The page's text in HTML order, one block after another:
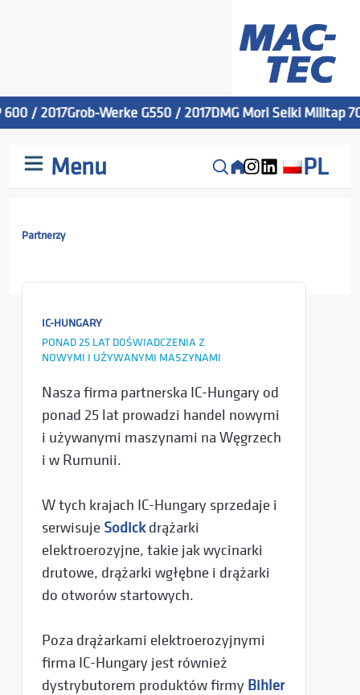
/ 2017Grob-Werke G550 / 2017DMG Mori Seiki Milltap
Menu PL
Partnerzy
IC-HUNGARY
PONAD 25 LAT DOŚWIADCZENIA Z
NOWYMI I UŻYWANYMI MASZYNAMI
Nasza firma partnerska IC-Hungary od
ponad 25 lat prowadzi handel nowymi
i używanymi maszynami na Węgrzech
i w Rumunii.
W tych krajach IC-Hungary sprzedaje i
serwisuje Sodickdrążarki
elektroerozyjne, takie jak wycinarki
drutowe, drążarki wgłębne i drążarki
do otworów startowych.
Poza drążarkami elektroerozyjnymi
firma IC-Hungary jest również
dystrybutorem produktów firmy Bihler